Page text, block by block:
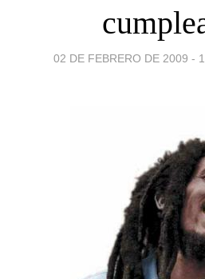
02 DE FEBRERO DE 2009 -